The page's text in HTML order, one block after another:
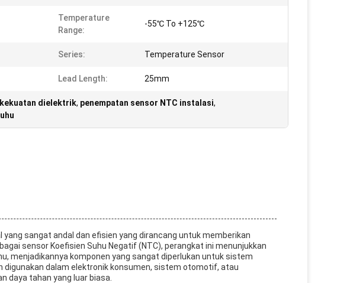
Temperature
Range:
-55℃ To +125℃
Series: Temperature Sensor
Lead Length: 25mm
dielektrik, penempatan sensor NTC instalasi,
sangat andal dan efisien yang dirancang untuk memberikan
sensor Koefisien Suhu Negatif (NTC), perangkat ini menunjukkan
menjadikannya komponen yang sangat diperlukan untuk sistem
dalam elektronik konsumen, sistem otomotif, atau
daya tahan yang luar biasa.